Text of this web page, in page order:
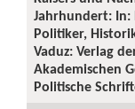
Jahrhundert: In:
Politiker,
Vaduz: Verlag
Akademischen
Politische